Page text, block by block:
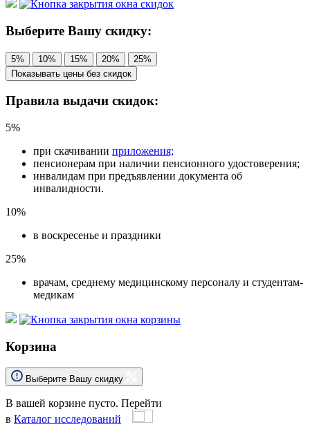
Выберите Вашу скидку:
5% 10% 15% 20%
25%
Показывать цены без скидок
Правила выдачи скидок:
5%
при скачивании приложения;
пенсионерам при наличии пенсионного удостоверения;
инвалидам при предъявлении документа об
инвалидности.
10%
в воскресенье и праздники
25%
врачам, среднему медицинскому персоналу и студентам-
медикам
Корзина
Выберите Вашу скидку
В вашей корзине пусто. Перейти
в Каталог исследований